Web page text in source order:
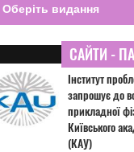
САЙТИ -
Інститут
запрошує до
прикладної
Київського
(КАУ)